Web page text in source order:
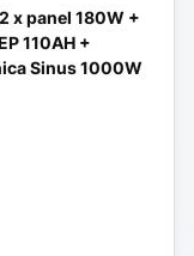
x panel 180W +
110AH +
Sinus 1000W